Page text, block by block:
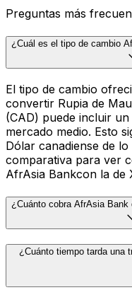
Preguntas más
¿Cuál es el tipo de cambio
El tipo de cambio
convertir Rupia de
(CAD) puede incluir
mercado medio. Esto
Dólar canadiense de
comparativa para ver
AfrAsia Bankcon la de
¿Cuánto cobra AfrAsia
¿Cuánto tiempo tarda una